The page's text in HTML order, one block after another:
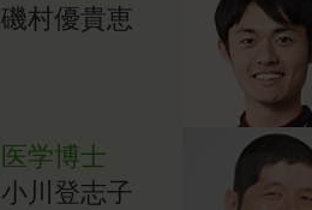
磯村優貴恵
医学博士
小川登志子